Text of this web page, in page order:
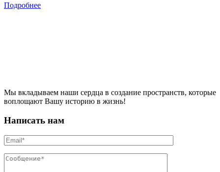
Подробнее
Мы вкладываем наши сердца в создание пространств, которые
воплощают Вашу историю в жизнь!
Написать нам